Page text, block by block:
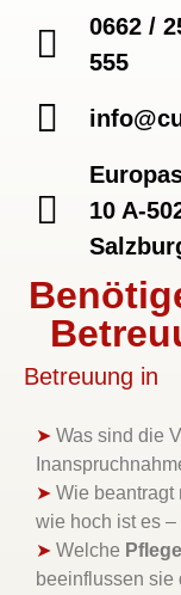
0662 /
555
10 A-
Betreuung in
➤ Was sind die
➤ Wie beantragt
wie hoch ist es
➤ Welche
beeinflussen